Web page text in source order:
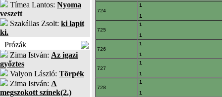
Tímea Lantos: Nyoma
veszett
Szakállas Zsolt: ki lapít
ki.
Prózák
Zima István: Az igazi
győztes
Valyon László: Törpék
Zima István: A
megszokott színek(2.)
724
1
1
725
1
1
726
1
1
727
1
1
728
1
1